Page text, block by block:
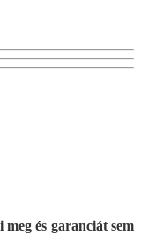
és garanciát sem